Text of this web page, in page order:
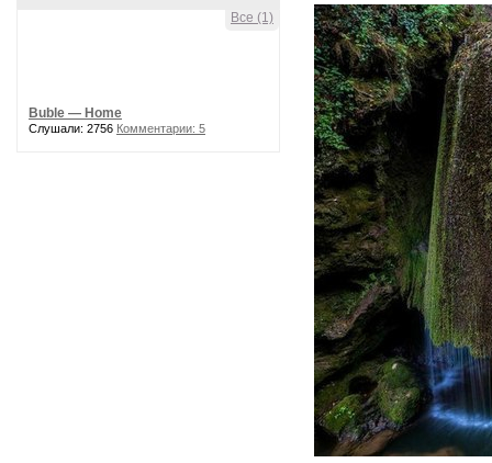
Все (1)
Buble — Home
Слушали: 2756 Комментарии: 5